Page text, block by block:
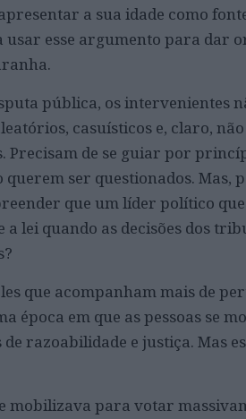
a sua idade como
usar esse argumento para dar
pública, os intervenientes
casuísticos e, claro,
Precisam de se guiar por
ser questionados. Mas,
que um líder político
a lei quando as decisões dos
que acompanham mais de
época em que as pessoas se
razoabilidade e justiça. Mas
mobilizava para votar